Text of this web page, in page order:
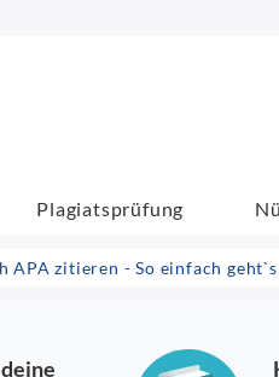
Plagiatsprüfung
APA zitieren - So einfach geht`s